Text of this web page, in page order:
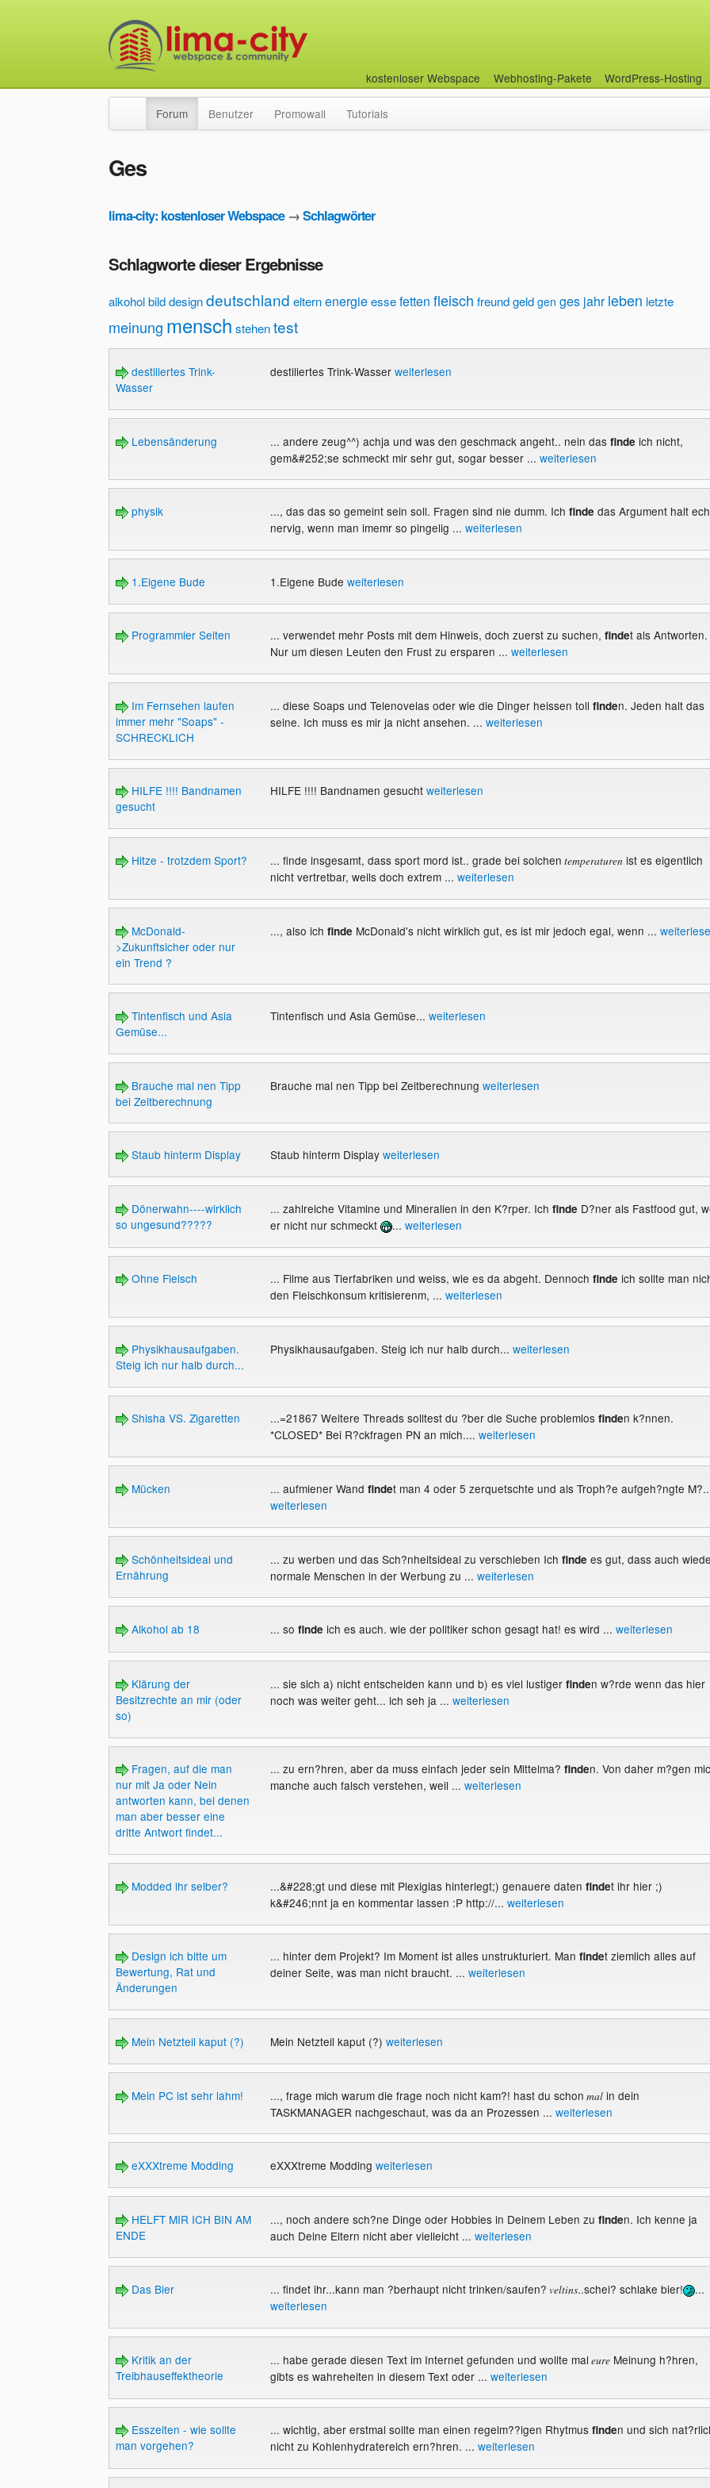
kostenloser Webspace Webhosting-Pakete WordPress-Hosting
Forum Benutzer Promowall Tutorials
Ges
lima-city: kostenloser Webspace→Schlagwörter
Schlagworte dieser Ergebnisse
alkoholbilddesigndeutschland elternenergieessefetten fleisch freundgeld gen ges jahr leben letzte
meinung mensch stehentest
destiliertes Trink-
Wasser
destiliertes Trink-Wasser weiterlesen
Lebensänderung ... andere zeug^^) achja und was den geschmack angeht.. nein dasfinde ich nicht,
gem&#252;se schmeckt mir sehr gut, sogar besser ... weiterlesen
physik ..., das das so gemeint sein soll. Fragen sind nie dumm. Ich finde das Argument halt
nervig, wenn man imemr so pingelig ... weiterlesen
1.Eigene Bude 1.Eigene Bude weiterlesen
Programmier Seiten ... verwendet mehr Posts mit dem Hinweis, doch zuerst zu suchen, findet als Antworten.
Nur um diesen Leuten den Frust zu ersparen ... weiterlesen
Im Fernsehen laufen
immer mehr "Soaps" -
SCHRECKLICH
... diese Soaps und Telenovelas oder wie die Dinger heissen toll finden. Jeden halt das
seine. Ich muss es mir ja nicht ansehen. ... weiterlesen
HILFE !!!! Bandnamen
gesucht
HILFE !!!! Bandnamen gesucht weiterlesen
Hitze - trotzdem Sport? ... finde insgesamt, dass sport mord ist.. grade bei solchen temperaturenist es eigentlich
nicht vertretbar, weils doch extrem ... weiterlesen
McDonald-
>Zukunftsicher oder nur
ein Trend ?
..., also ich finde McDonald's nicht wirklich gut, es ist mir jedoch egal, wenn ...
Tintenfisch und Asia
Gemüse...
Tintenfisch und Asia Gemüse... weiterlesen
Brauche mal nen Tipp
bei Zeitberechnung
Brauche mal nen Tipp bei Zeitberechnung weiterlesen
Staub hinterm Display Staub hinterm Display weiterlesen
Dönerwahn----wirklich
so ungesund?????
... zahlreiche Vitamine und Mineralien in den K?rper. Ich finde D?ner als Fastfood gut,
er nicht nur schmeckt
... weiterlesen
Ohne Fleisch ... Filme aus Tierfabriken und weiss, wie es da abgeht. Dennoch finde ich sollte man
den Fleischkonsum kritisierenm, ... weiterlesen
Physikhausaufgaben.
Steig ich nur halb durch...
Physikhausaufgaben. Steig ich nur halb durch... weiterlesen
Shisha VS. Zigaretten ...=21867 Weitere Threads solltest du ?ber die Suche problemlosfinden k?nnen.
*CLOSED* Bei R?ckfragen PN an mich.... weiterlesen
Mücken ... aufmiener Wand findet man 4 oder 5 zerquetschte und als Troph?e aufgeh?ngte
weiterlesen
Schönheitsideal und
Ernährung
... zu werben und das Sch?nheitsideal zu verschieben Ich finde es gut, dass auch
normale Menschen in der Werbung zu ... weiterlesen
Alkohol ab 18 ... so finde ich es auch. wie der politiker schon gesagt hat! es wird ... weiterlesen
Klärung der
Besitzrechte an mir (oder
so)
... sie sich a) nicht entscheiden kann und b) es viel lustigerfinden w?rde wenn das hier
noch was weiter geht... ich seh ja ... weiterlesen
Fragen, auf die man
nur mit Ja oder Nein
antworten kann, bei denen
man aber besser eine
dritte Antwort findet...
... zu ern?hren, aber da muss einfach jeder sein Mittelma? finden. Von daher m?gen
manche auch falsch verstehen, weil ... weiterlesen
Modded ihr selber? ...&#228;gt und diese mit Plexiglas hinterlegt;) genauere daten findet ihr hier ;)
k&#246;nnt ja en kommentar lassen :P http://... weiterlesen
Design ich bitte um
Bewertung, Rat und
Änderungen
... hinter dem Projekt? Im Moment ist alles unstrukturiert. Man findet ziemlich alles auf
deiner Seite, was man nicht braucht. ... weiterlesen
Mein Netzteil kaput (?) Mein Netzteil kaput (?) weiterlesen
Mein PC ist sehr lahm! ..., frage mich warum die frage noch nicht kam?! hast du schon malin dein
TASKMANAGER nachgeschaut, was da an Prozessen ... weiterlesen
eXXXtreme Modding eXXXtreme Modding weiterlesen
HELFT MIR ICH BIN AM
ENDE
..., noch andere sch?ne Dinge oder Hobbies in Deinem Leben zu finden. Ich kenne ja
auch Deine Eltern nicht aber vielleicht ... weiterlesen
Das Bier ... findet ihr...kann man ?berhaupt nicht trinken/saufen? veltins..schei? schlake bier!
...
weiterlesen
Kritik an der
Treibhauseffektheorie
... habe gerade diesen Text im Internet gefunden und wollte mal eureMeinung h?hren,
gibts es wahreheiten in diesem Text oder ... weiterlesen
Esszeiten - wie sollte
man vorgehen?
... wichtig, aber erstmal sollte man einen regelm??igen Rhytmusfinden und sich
nicht zu Kohlenhydratereich ern?hren. ... weiterlesen